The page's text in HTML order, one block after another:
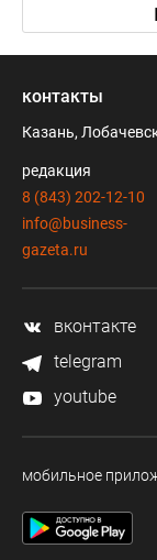
контакты
Казань,
редакция
8 (843) 202-12-10
info@business-
gazeta.ru
вконтакте
telegram
youtube
мобильное